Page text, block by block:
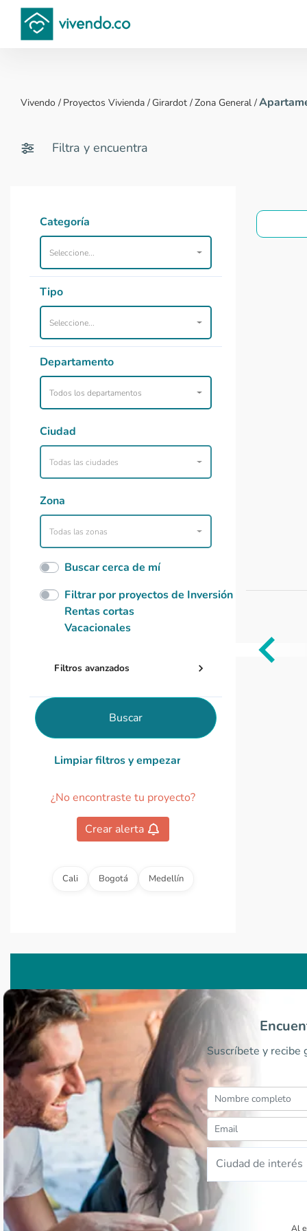
Vivendo / Proyectos Vivienda / Girardot /Zona General /
Filtra y encuentra
Item
Categoría
Seleccione...
Tipo
Seleccione...
Departamento
Todos los departamentos
Ciudad
Todas las ciudades
Zona
Todas las zonas
Buscar cerca de mí
Filtrar por proyectos de Inversión
Rentas cortas
Vacacionales
Filtros avanzados
Buscar
Limpiar filtros y empezar de nuevo
¿No encontraste tu proyecto?
Crear alerta
Cali Bogotá Medellín
Suscríbete y recibe
Ciudad de interés
Al